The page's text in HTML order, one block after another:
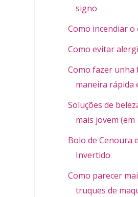
signo
Como incendiar o
Como evitar
Como fazer unha
maneira rápida
Soluções de
mais jovem (em
Bolo de Cenoura
Invertido
Como parecer
truques de